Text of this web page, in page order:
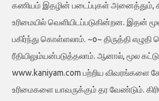
கணியம் இதழின் படைப்புகள் அனைத்தும்,
உரிமையில் வெளியிடப்படுகின்றன. இதன்
பகிர்ந்து கொள்ளலாம். ~o~ திருத்தி
ரீதியிலும்யன்படுத்தலாம். ஆனால், மூல
www.kaniyam.com பற்றிய விவரங்களை
உரிமைகளை யாவருக்கும் தர வேண்டும்.